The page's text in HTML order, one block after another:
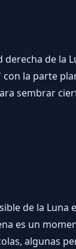
de la
la parte
sembrar
de la Luna
es un
algunas